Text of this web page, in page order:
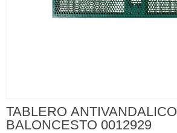
TABLERO ANTIVANDALICO
BALONCESTO 0012929